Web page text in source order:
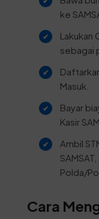
ke
Lakukan
sebagai
Masuk.
Bayar
Kasir
Ambil
Polda/
Cara